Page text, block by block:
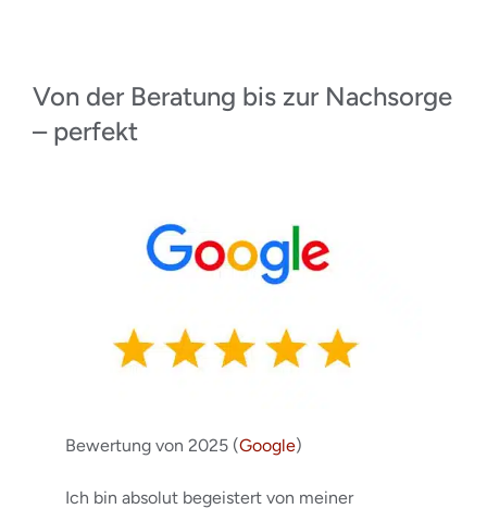
Von der Beratung bis zur Nachsorge
– perfekt
Bewertung von 2025 (Google)
Ich bin absolut begeistert von meiner